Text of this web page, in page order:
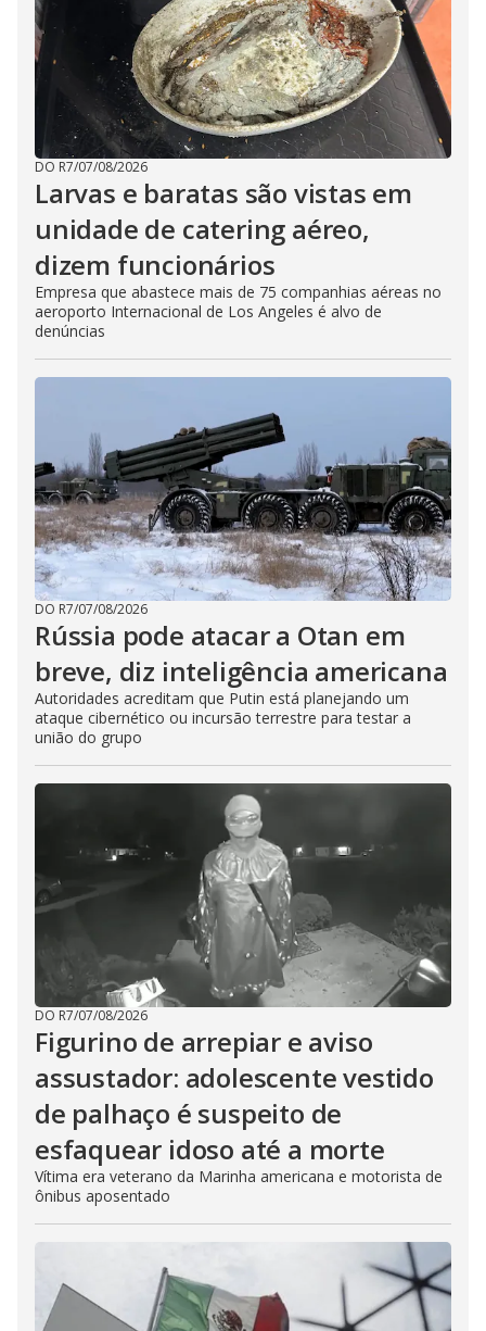
DO R7/07/08/2026
Larvas e baratas são vistas em
unidade de catering aéreo,
dizem funcionários
Empresa que abastece mais de 75 companhias aéreas no
aeroporto Internacional de Los Angeles é alvo de
denúncias
DO R7/07/08/2026
Rússia pode atacar a Otan em
breve, diz inteligência americana
Autoridades acreditam que Putin está planejando um
ataque cibernético ou incursão terrestre para testar a
união do grupo
DO R7/07/08/2026
Figurino de arrepiar e aviso
assustador: adolescente vestido
de palhaço é suspeito de
esfaquear idoso até a morte
Vítima era veterano da Marinha americana e motorista de
ônibus aposentado